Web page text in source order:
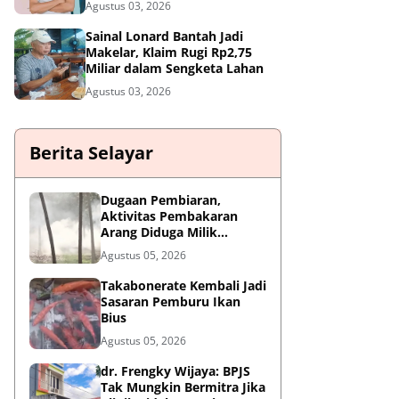
Agustus 03, 2026
Sainal Lonard Bantah Jadi
Makelar, Klaim Rugi Rp2,75
Miliar dalam Sengketa Lahan
Agustus 03, 2026
Berita Selayar
Dugaan Pembiaran,
Aktivitas Pembakaran
Arang Diduga Milik
Oknum Satpol PP Kembali
Beroperasi
Agustus 05, 2026
Takabonerate Kembali Jadi
Sasaran Pemburu Ikan
Bius
Agustus 05, 2026
dr. Frengky Wijaya: BPJS
Tak Mungkin Bermitra Jika